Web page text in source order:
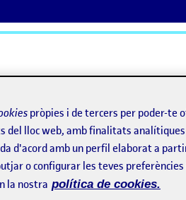
ActiFolios
pròpies i de tercers per poder-te
del lloc web, amb finalitats
d'acord amb un perfil elaborat a
o configurar les teves
la nostra política de cookies.